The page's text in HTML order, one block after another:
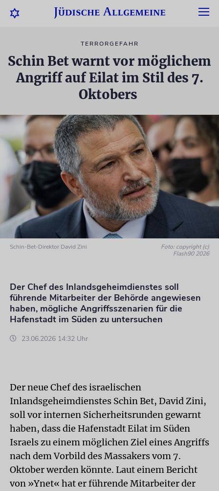
TERRORGEFAHR
Schin Bet warnt vor möglichem
Angriff auf Eilat im Stil des 7.
Oktobers
Schin-Bet-Direktor David Zini
Foto: copyright (c)
Flash90 2026
Der Chef des Inlandsgeheimdienstes soll
führende Mitarbeiter der Behörde angewiesen
haben, mögliche Angriffsszenarien für die
Hafenstadt im Süden zu untersuchen
23.06.2026 14:32 Uhr
Der neue Chef des israelischen
Inlandsgeheimdienstes Schin Bet, David Zini,
soll vor internen Sicherheitsrunden gewarnt
haben, dass die Hafenstadt Eilat im Süden
Israels zu einem möglichen Ziel eines Angriffs
nach dem Vorbild des Massakers vom 7.
Oktober werden könnte. Laut einem Bericht
von »Ynet« hat er führende Mitarbeiter der